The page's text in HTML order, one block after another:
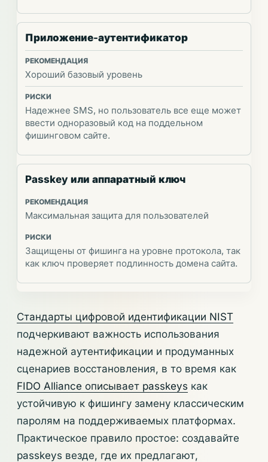
Приложение-аутентификатор
Хороший базовый уровень
Надежнее SMS, но пользователь все еще может
ввести одноразовый код на поддельном
фишинговом сайте.
Passkey или аппаратный ключ
Максимальная защита для пользователей
Защищены от фишинга на уровне протокола, так
как ключ проверяет подлинность домена сайта.
Стандарты цифровой идентификации NIST
подчеркивают важность использования
надежной аутентификации и продуманных
сценариев восстановления, в то время как
FIDO Alliance описывает passkeys как
устойчивую к фишингу замену классическим
паролям на поддерживаемых платформах.
Практическое правило простое: создавайте
passkeys везде, где их предлагают,